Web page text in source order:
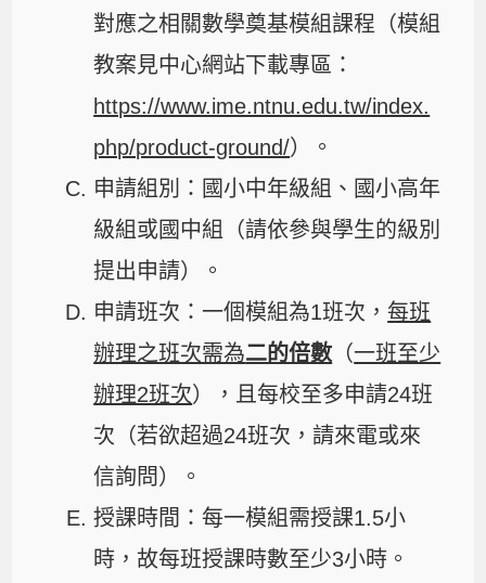
對應之相關數學奠基模組課程（模組
教案見中心網站下載專區：
https://www.ime.ntnu.edu.tw/index.
php/product-ground/）。
申請組別：國小中年級組、國小高年
級組或國中組（請依參與學生的級別
提出申請）。
申請班次：一個模組為1班次，每班
辦理之班次需為二的倍數 （一班至少
辦理2班次），且每校至多申請24班
次（若欲超過24班次，請來電或來
信詢問）。
授課時間：每一模組需授課1.5小
時，故每班授課時數至少3小時。